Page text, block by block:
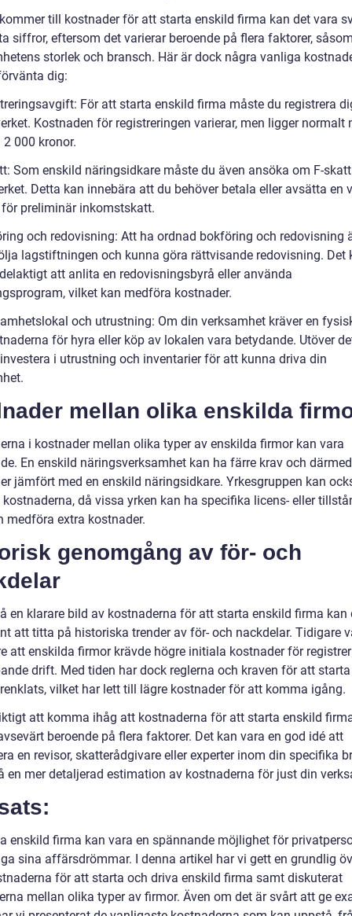
till kostnader för att starta enskild firma kan det vara
siffror, eftersom det varierar beroende på flera faktorer,
storlek och bransch. Här är dock några vanliga
dig:
För att starta enskild firma måste du registrera
Kostnaden för registreringen varierar, men ligger normalt
000 kronor.
Som enskild näringsidkare måste du även ansöka om F-
Detta kan innebära att du behöver betala eller avsätta en
preliminär inkomstskatt.
och redovisning: Att ha ordnad bokföring och redovisning
lagstiftningen och kunna göra rättvisande redovisning. Det
att anlita en redovisningsbyrå eller använda
vilket kan medföra kostnader.
och utrustning: Om din verksamhet kräver en
för hyra eller köp av lokalen vara betydande. Utöver
i utrustning och inventarier för att kunna driva din
mellan olika enskilda
i kostnader mellan olika typer av enskilda firmor kan vara
En enskild näringsverksamhet kan ha färre krav och
jämfört med en enskild näringsidkare. Yrkesgruppen kan
kostnaderna, då vissa yrken kan ha specifika licens- eller
medföra extra kostnader.
genomgång av för- och
en klarare bild av kostnaderna för att starta enskild firma kan
att titta på historiska trender av för- och nackdelar. Tidigare
att enskilda firmor krävde högre initiala kostnader för
drift. Med tiden har dock reglerna och kraven för att
vilket har lett till lägre kostnader för att komma igång.
att komma ihåg att kostnaderna för att starta enskild
beroende på flera faktorer. Det kan vara en god idé att
en revisor, skatterådgivare eller experter inom din specifika
en mer detaljerad estimation av kostnaderna för just din
enskild firma kan vara en spännande möjlighet för
sina affärsdrömmar. I denna artikel har vi gett en grundlig
för att starta och driva enskild firma samt diskuterat
mellan olika typer av firmor. Även om det är svårt att ge